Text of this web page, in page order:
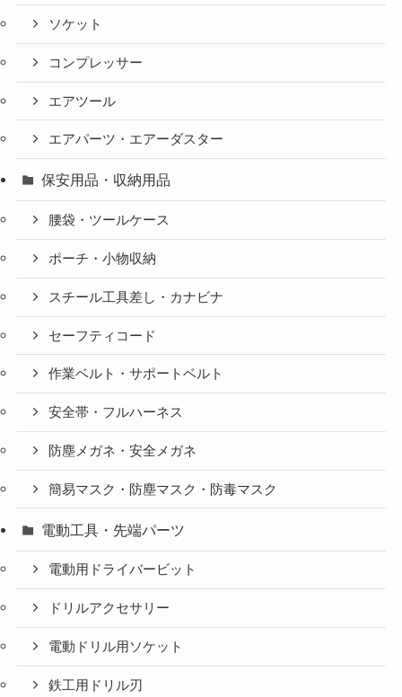
ソケット
コンプレッサー
エアツール
エアパーツ・エアーダスター
保安用品・収納用品
腰袋・ツールケース
ポーチ・小物収納
スチール工具差し・カナビナ
セーフティコード
作業ベルト・サポートベルト
安全帯・フルハーネス
防塵メガネ・安全メガネ
簡易マスク・防塵マスク・防毒マスク
電動工具・先端パーツ
電動用ドライバービット
ドリルアクセサリー
電動ドリル用ソケット
鉄工用ドリル刃